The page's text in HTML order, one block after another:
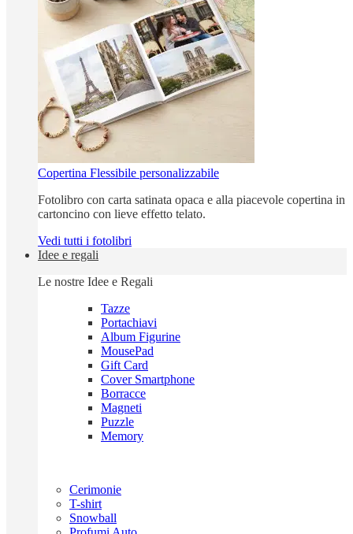
Copertina Flessibile personalizzabile
Fotolibro con carta satinata opaca e alla piacevole copertina in
cartoncino con lieve effetto telato.
Vedi tutti i fotolibri
Idee e regali
Le nostre Idee e Regali
Tazze
Portachiavi
Album Figurine
MousePad
Gift Card
Cover Smartphone
Borracce
Magneti
Puzzle
Memory
Cerimonie
T-shirt
Snowball